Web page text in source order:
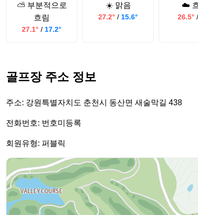
⛅ 부분적으로
흐림
27.1° / 17.2°
☀️ 맑음
27.2° / 15.6°
☁️
26.5° /
골프장 주소 정보
주소: 강원특별자치도 춘천시 동산면 새술막길 438
전화번호: 번호미등록
회원유형: 퍼블릭